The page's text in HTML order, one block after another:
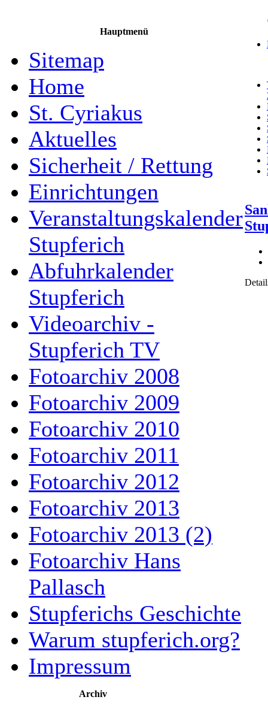
Hauptmenü
Sitemap
Home
St. Cyriakus
Aktuelles
Sicherheit / Rettung
Einrichtungen
Veranstaltungskalender
Stupferich
Abfuhrkalender
Stupferich
Videoarchiv -
Stupferich TV
Fotoarchiv 2008
Fotoarchiv 2009
Fotoarchiv 2010
Fotoarchiv 2011
Fotoarchiv 2012
Fotoarchiv 2013
Fotoarchiv 2013 (2)
Fotoarchiv Hans
Pallasch
Stupferichs Geschichte
Warum stupferich.org?
Impressum
Archiv